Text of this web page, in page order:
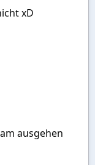
xD
ausgehen